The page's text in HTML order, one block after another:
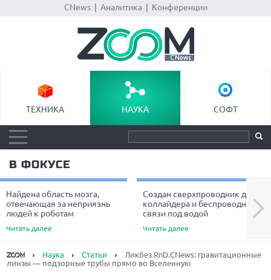
CNews| Аналитика| Конференции
ТЕХНИКА НАУКА СОФТ
В ФОКУСЕ
Найдена область мозга,
отвечающая за неприязнь
людей к роботам
Читать далее
Создан сверхпроводник для
коллайдера и беспроводной
связи под водой
Читать далее
Next
Наука Статьи
Ликбез RnD.CNews: гравитационные
линзы — подзорные трубы прямо во Вселенную